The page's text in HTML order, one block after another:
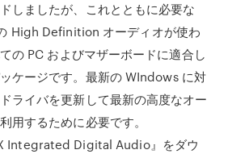
しましたが、これとともに必要な
High Definition オーディオが使わ
の PC およびマザーボードに適合し
ケージです。最新の WIndows に対
ライバを更新して最新の高度なオー
用するために必要です。
Integrated Digital Audio』をダウ